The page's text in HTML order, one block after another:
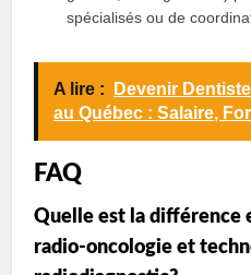
spécialisés ou de
A lire :
Devenir
au Québec : Salaire,
FAQ
Quelle est la différence
radio‑oncologie et